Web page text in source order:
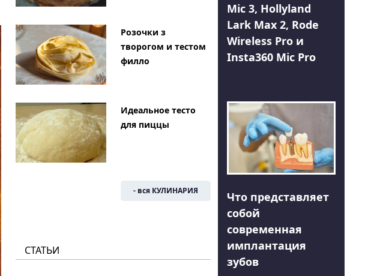
Розочки з
творогом и тестом
филло
Идеальное тесто
для пиццы
- вся КУЛИНАРИЯ
СТАТЬИ
Mic 3, Hollyland
Lark Max 2, Rode
Wireless Pro и
Insta360 Mic Pro
Что представляет
собой
современная
имплантация
зубов